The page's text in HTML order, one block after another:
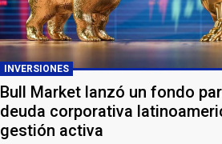
INVERSIONES
Bull Market lanzó un fondo
deuda corporativa
gestión activa